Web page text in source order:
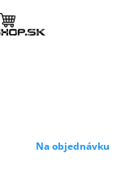
Na objednávku